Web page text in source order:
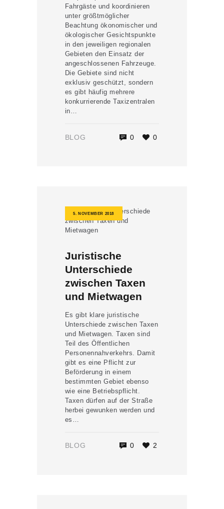
Fahrgäste und koordinieren
unter größtmöglicher
Beachtung ökonomischer und
ökologischer Gesichtspunkte
in den jeweiligen regionalen
Gebieten den Einsatz der
angeschlossenen Fahrzeuge.
Die Gebiete sind nicht
exklusiv geschützt, sondern
es gibt häufig mehrere
konkurrierende Taxizentralen
in…
BLOG 0 0
5. NOVEMBER 2018
Juristische
Unterschiede
zwischen Taxen
und Mietwagen
Es gibt klare juristische
Unterschiede zwischen Taxen
und Mietwagen. Taxen sind
Teil des Öffentlichen
Personennahverkehrs. Damit
gibt es eine Pflicht zur
Beförderung in einem
bestimmten Gebiet ebenso
wie eine Betriebspflicht.
Taxen dürfen auf der Straße
herbei gewunken werden und
es…
BLOG 0 2